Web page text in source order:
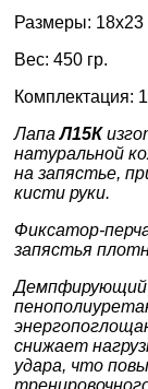
Размеры: 18х23
Вес: 450 гр.
Комплектация:
ЛапаЛ15К
натуральной
на запястье,
кисти руки.
Фиксатор-
запястья
Демпфирующий
снижает
удара, что